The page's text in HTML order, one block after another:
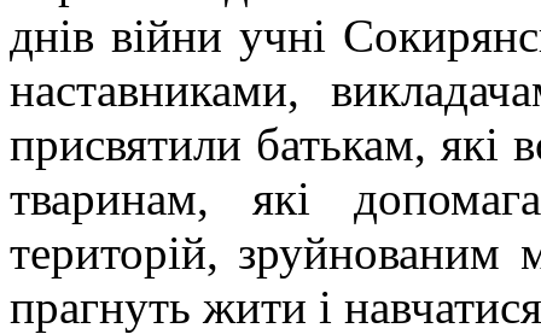
днів війни учні
наставниками,
присвятили батькам, які
тваринам, які
територій, зруйнованим
прагнуть жити і